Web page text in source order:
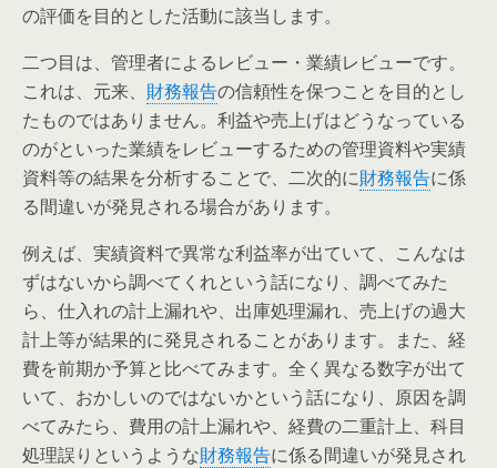
の評価を目的とした活動に該当します。
二つ目は、管理者によるレビュー・業績レビューです。
これは、元来、 財務報告の信頼性を保つことを目的とし
たものではありません。利益や売上げはどうなっている
のがといった業績をレビューするための管理資料や実績
資料等の結果を分析することで、二次的に財務報告に係
る間違いが発見される場合があります。
例えば、実績資料で異常な利益率が出ていて、こんなは
ずはないから調べてくれという話になり、調べてみた
ら、仕入れの計上漏れや、出庫処理漏れ、売上げの過大
計上等が結果的に発見されることがあります。また、経
費を前期か予算と比べてみます。全く異なる数字が出て
いて、おかしいのではないかという話になり、原因を調
べてみたら、費用の計上漏れや、経費の二重計上、科目
処理誤りというような財務報告に係る間違いが発見され